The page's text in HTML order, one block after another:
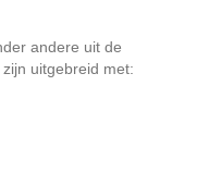
andere uit de
zijn uitgebreid met: